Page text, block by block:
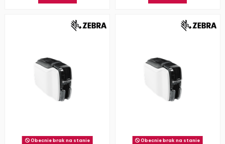
Obecnie brak na stanie Obecnie brak na stanie